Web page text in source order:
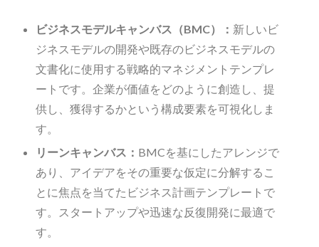
ビジネスモデルキャンバス（BMC）： 新しいビ
ジネスモデルの開発や既存のビジネスモデルの
文書化に使用する戦略的マネジメントテンプレ
ートです。企業が価値をどのように創造し、提
供し、獲得するかという構成要素を可視化しま
す。
リーンキャンバス： BMCを基にしたアレンジで
あり、アイデアをその重要な仮定に分解するこ
とに焦点を当てたビジネス計画テンプレートで
す。スタートアップや迅速な反復開発に最適で
す。